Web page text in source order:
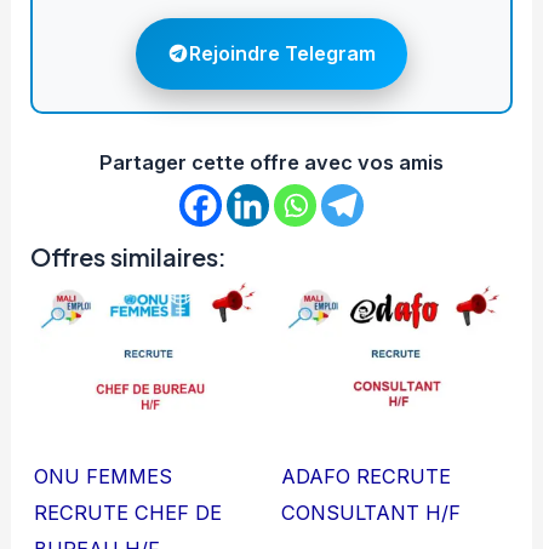
Rejoindre Telegram
Partager cette offre avec vos amis
Offres similaires:
ONU FEMMES
RECRUTE CHEF DE
ADAFO RECRUTE
CONSULTANT H/F